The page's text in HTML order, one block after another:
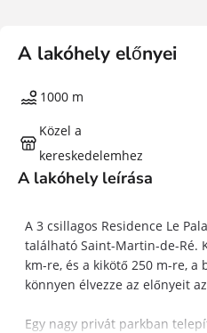
A lakóhely előnyei
1000 m
Közel a
kereskedelemhez
A lakóhely leírása
A 3 csillagos Residence Le
található Saint-Martin-de-Ré.
km-re, és a kikötő 250 m-re, a
könnyen élvezze az előnyeit
Egy nagy privát parkban